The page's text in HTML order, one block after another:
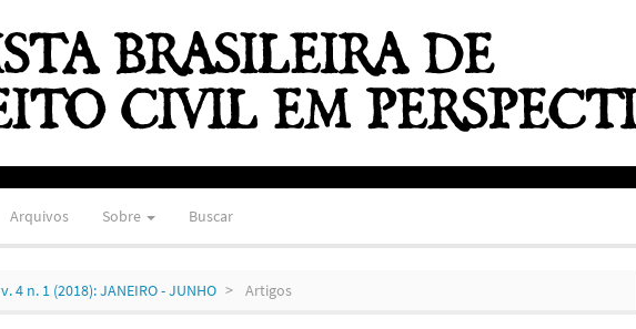
Arquivos Sobre Buscar
v. 4 n. 1 (2018): JANEIRO - JUNHO Artigos